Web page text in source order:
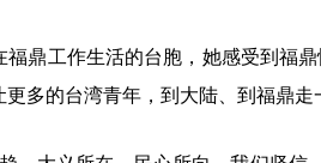
工作生活的台胞，她感受到福鼎
多的台湾青年，到大陆、到福鼎